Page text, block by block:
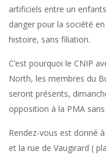
artificiels entre un
danger pour la société
histoire, sans filiation.
C’est pourquoi le CNIP
North, les membres du
seront présents,
opposition à la PMA
Rendez-vous est donné
et la rue de Vaugirard (